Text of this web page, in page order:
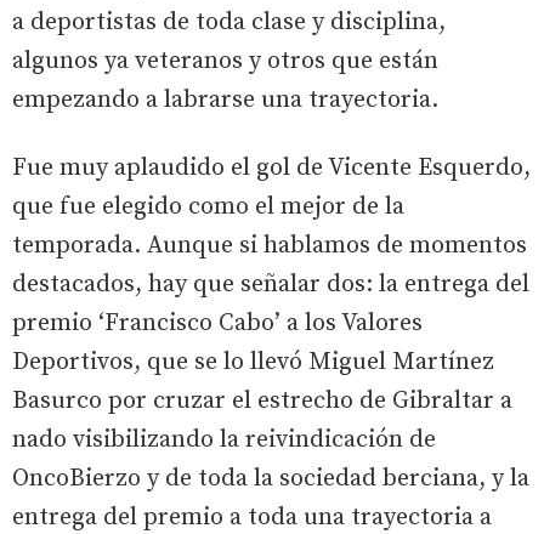
a deportistas de toda clase y disciplina,
algunos ya veteranos y otros que están
empezando a labrarse una trayectoria.
Fue muy aplaudido el gol de Vicente Esquerdo,
que fue elegido como el mejor de la
temporada. Aunque si hablamos de momentos
destacados, hay que señalar dos: la entrega del
premio ‘Francisco Cabo’ a los Valores
Deportivos, que se lo llevó Miguel Martínez
Basurco por cruzar el estrecho de Gibraltar a
nado visibilizando la reivindicación de
OncoBierzo y de toda la sociedad berciana, y la
entrega del premio a toda una trayectoria a